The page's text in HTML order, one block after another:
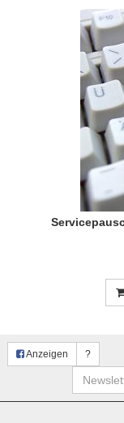
Anzeigen ?
Newsletter